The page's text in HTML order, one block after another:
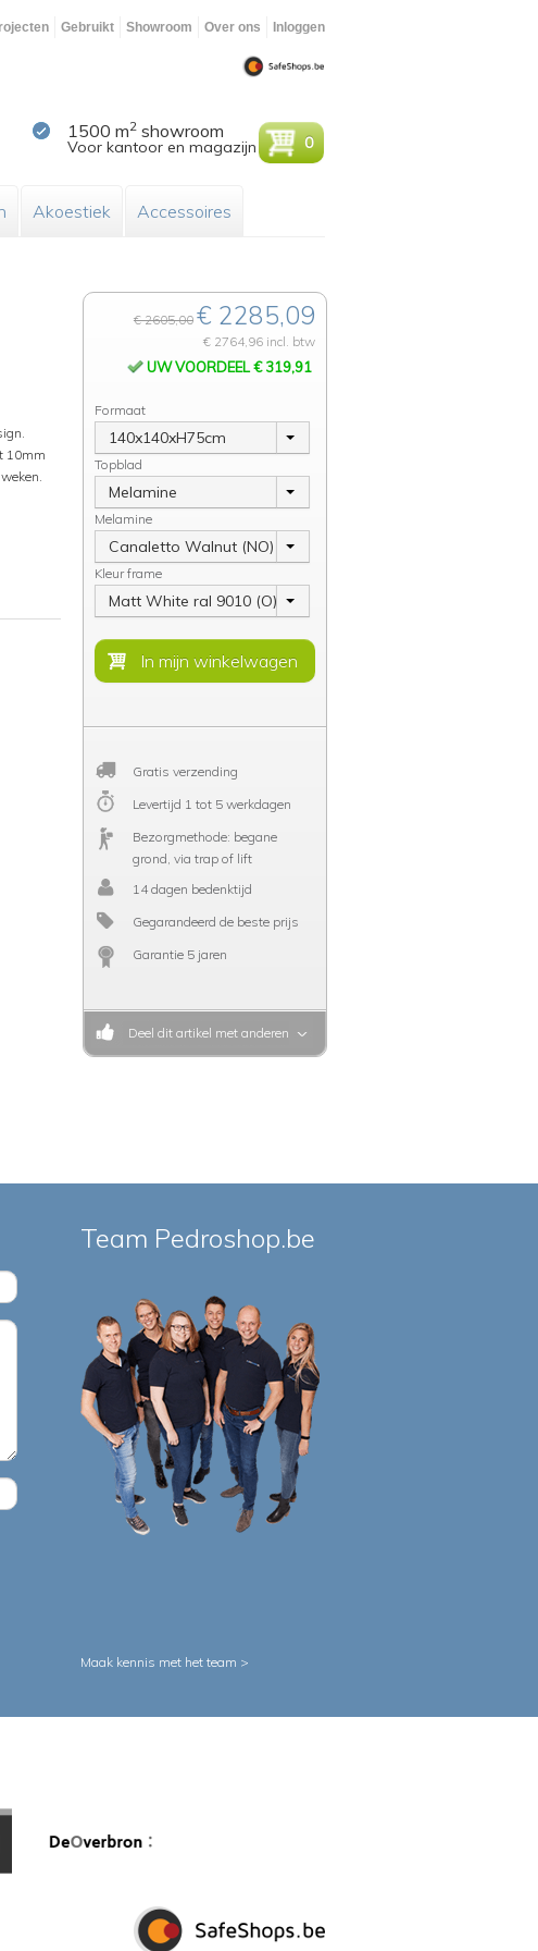
Gebruikt Showroom Over ons Inloggen
1500 m2 showroom
Voor kantoor en magazijn 0
Akoestiek Accessoires
10mm
€ 2605,00 € 2285,09
€ 2764,96 incl. btw
UW VOORDEEL € 319,91
Formaat
140x140xH75cm
Topblad
Melamine
Melamine
Canaletto Walnut (NO)
Kleur frame
Matt White ral 9010 (O)
Gratis verzending
Levertijd 1 tot 5 werkdagen
Bezorgmethode: begane
grond, via trap of lift
14 dagen bedenktijd
Gegarandeerd de beste prijs
Garantie 5 jaren
Deel dit artikel met anderen
Team Pedroshop.be
Maak kennis met het team >